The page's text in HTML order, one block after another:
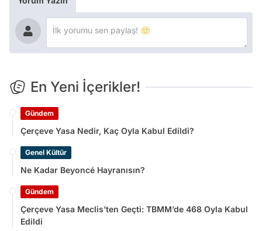
En Yeni İçerikler!
Gündem
Çerçeve Yasa Nedir, Kaç Oyla Kabul Edildi?
Genel Kültür
Ne Kadar Beyoncé Hayranısın?
Gündem
Çerçeve Yasa Meclis’ten Geçti: TBMM’de 468 Oyla Kabul
Edildi